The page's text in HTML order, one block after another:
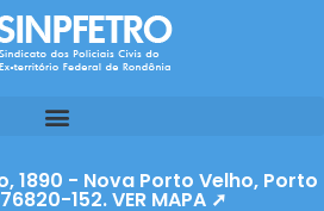
1890 - Nova Porto Velho, Porto
152. VER MAPA ➚